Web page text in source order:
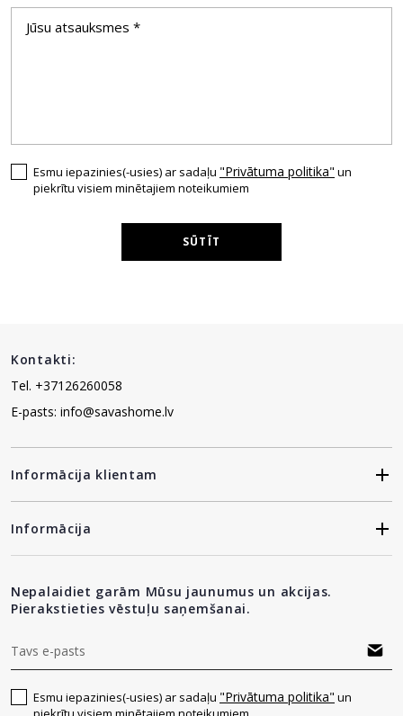
Esmu iepazinies(-usies) ar sadaļu "Privātuma politika" un
piekrītu visiem minētajiem noteikumiem
SŪTĪT
Kontakti:
Tel. +37126260058
E-pasts: info@savashome.lv
Informācija klientam
Informācija
Nepalaidiet garām Mūsu jaunumus un akcijas.
Pierakstieties vēstuļu saņemšanai.
Esmu iepazinies(-usies) ar sadaļu "Privātuma politika" un